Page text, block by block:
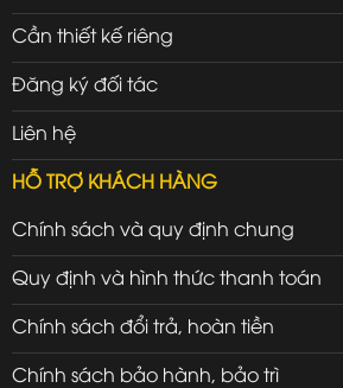
Cần thiết kế riêng
Đăng ký đối tác
Liên hệ
HỖ TRỢ KHÁCH HÀNG
Chính sách và quy định chung
Quy định và hình thức thanh toán
Chính sách đổi trả, hoàn tiền
Chính sách bảo hành, bảo trì